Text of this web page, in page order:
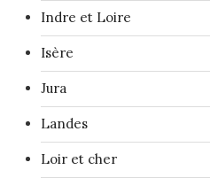
Indre et Loire
Isère
Jura
Landes
Loir et cher